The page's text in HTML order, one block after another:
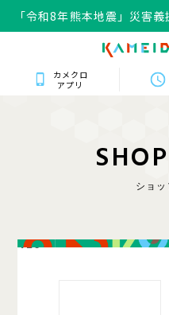
「令和8年熊本地震」災害
カメクロ
アプリ
SHOP
ショ
420